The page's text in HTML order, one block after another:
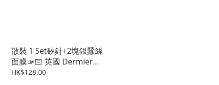
散裝 1 Set矽針+2塊銀蠶絲
面膜🫴🏻 英國 Dermier
Resting Peel 海藻矽針煥膚
HK$128.00